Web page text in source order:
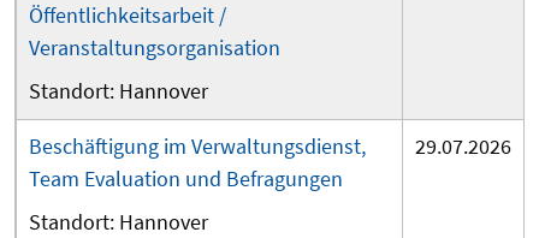
Öffentlichkeitsarbeit /
Veranstaltungsorganisation
Hannover
Beschäftigung im Verwaltungsdienst,
Team Evaluation und Befragungen
Hannover
29.07.2026